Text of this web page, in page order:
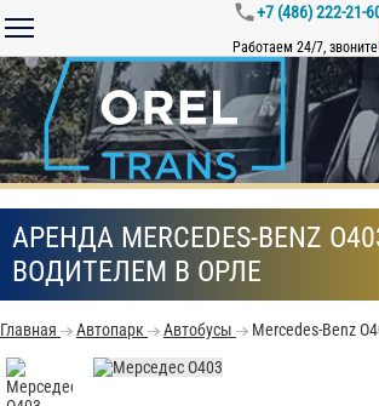
+7 (486) 222-21-
Работаем 24/7, звоните!
АРЕНДА MERCEDES-BENZ
ВОДИТЕЛЕМ В ОРЛЕ
Главная Автопарк Автобусы Mercedes-Benz